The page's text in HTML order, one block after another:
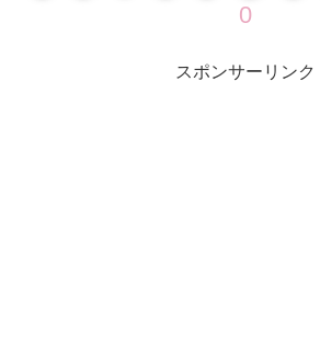
0
スポンサーリンク